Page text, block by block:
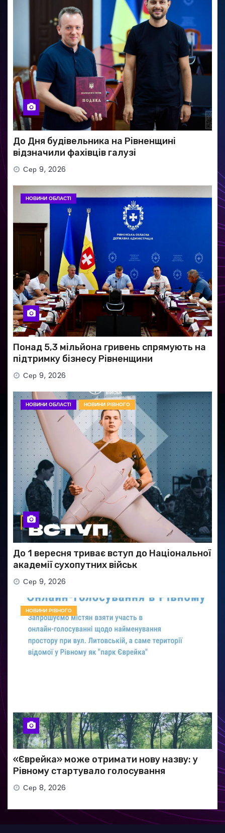
До Дня будівельника на Рівненщині
відзначили фахівців галузі
Сер 9, 2026
НОВИНИ ОБЛАСТІ
Понад 5,3 мільйона гривень спрямують на
підтримку бізнесу Рівненщини
Сер 9, 2026
НОВИНИ ОБЛАСТІ НОВИНИ РІВНОГО
До 1 вересня триває вступ до Національної
академії сухопутних військ
Сер 9, 2026
НОВИНИ РІВНОГО
«Єврейка» може отримати нову назву: у
Рівному стартувало голосування
Сер 8, 2026